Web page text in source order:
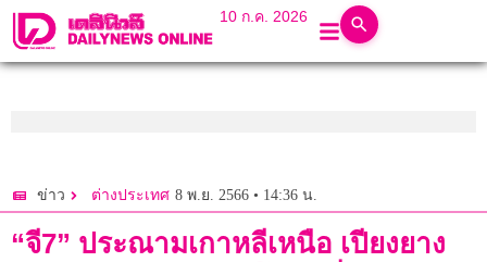
10 ก.ค. 2026
ข่าว ต่างประเทศ 8 พ.ย. 2566 • 14:36 น.
“จี7” ประณามเกาหลีเหนือ เปียงยาง